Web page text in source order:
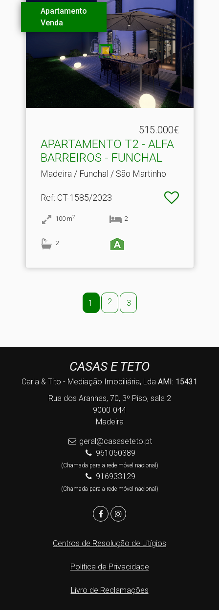
Apartamento
Venda
515.000€
APARTAMENTO T2 - ALFA
BARREIROS - FUNCHAL
Madeira / Funchal / São Martinho
Ref: CT-1585/2023
100 m2 2
2
1 2 3
CASAS E TETO
Carla & Tito - Mediação Imobiliária, Lda AMI: 15431
Rua dos Aranhas, 70, 3º Piso, sala 2
9000-044
Madeira
geral@casaseteto.pt
961050389
(Chamada para a rede móvel nacional)
916933129
(Chamada para a rede móvel nacional)
Centros de Resolução de Litígios
Política de Privacidade
Livro de Reclamações